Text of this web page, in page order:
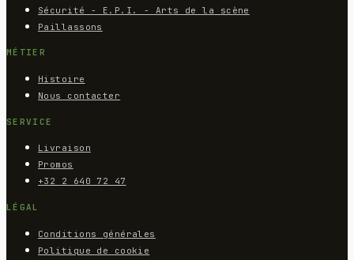
Sécurité - E.P.I. - Arts de la scène
Paillassons
MÉTIER
Histoire
Nous contacter
SERVICE
Livraison
Promos
+32 2 640 72 47
LÉGAL
Conditions générales
Politique de cookie